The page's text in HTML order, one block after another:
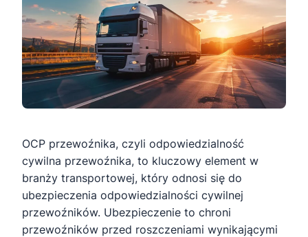
OCP przewoźnika, czyli odpowiedzialność
cywilna przewoźnika, to kluczowy element w
branży transportowej, który odnosi się do
ubezpieczenia odpowiedzialności cywilnej
przewoźników. Ubezpieczenie to chroni
przewoźników przed roszczeniami wynikającymi